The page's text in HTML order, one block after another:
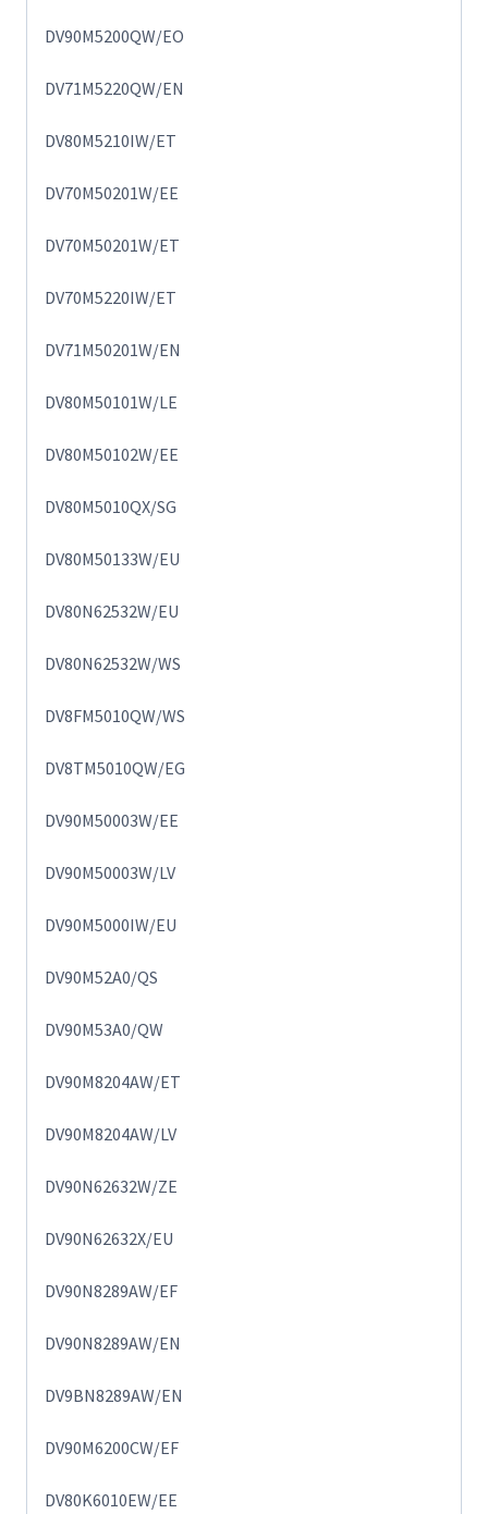
DV90M5200QW/EO
DV71M5220QW/EN
DV80M5210IW/ET
DV70M50201W/EE
DV70M50201W/ET
DV70M5220IW/ET
DV71M50201W/EN
DV80M50101W/LE
DV80M50102W/EE
DV80M5010QX/SG
DV80M50133W/EU
DV80N62532W/EU
DV80N62532W/WS
DV8FM5010QW/WS
DV8TM5010QW/EG
DV90M50003W/EE
DV90M50003W/LV
DV90M5000IW/EU
DV90M52A0/QS
DV90M53A0/QW
DV90M8204AW/ET
DV90M8204AW/LV
DV90N62632W/ZE
DV90N62632X/EU
DV90N8289AW/EF
DV90N8289AW/EN
DV9BN8289AW/EN
DV90M6200CW/EF
DV80K6010EW/EE